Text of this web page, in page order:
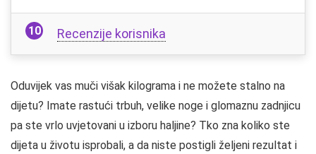
Recenzije korisnika
Oduvijek vas muči višak kilograma i ne možete stalno na
dijetu? Imate rastući trbuh, velike noge i glomaznu zadnjicu
pa ste vrlo uvjetovani u izboru haljine? Tko zna koliko ste
dijeta u životu isprobali, a da niste postigli željeni rezultat i